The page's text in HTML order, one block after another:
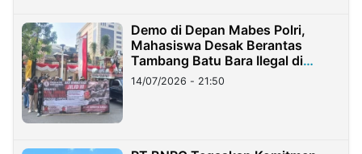
Demo di Depan Mabes Polri,
Mahasiswa Desak Berantas
Tambang Batu Bara Ilegal di
Lampung
14/07/2026 - 21:50